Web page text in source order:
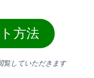
方法
覧していただきます